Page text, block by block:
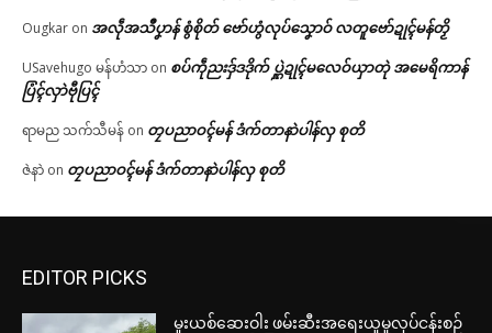
Ougkar on အလဵုအသဳပၞာန် စွံစိုတ် ဗော်ဟွံလုပ်သၞောဝ် လတူဗော်ဍုၚ်မန်တၟိ
USavehugo မန်ဟံသာ on စပ်ကဵုညးဒှ်ဒဒိုက် ပ္ဋဲဍုၚ်မလေဝ်ယှာတုဲ အမေရိကာန်
ပြံၚ်လှာဲဗီုပြၚ်
ရာမည သက်သီမန် on တၠပညာဝၚ်မန် ဒံက်တာနာဲပါန်လှ စုတိ
ဇဲနာဲ on တၠပညာဝၚ်မန် ဒံက်တာနာဲပါန်လှ စုတိ
EDITOR PICKS
မူးယစ်ဆေးဝါး ဖမ်းဆီးအရေးယူမှုလုပ်ငန်းစဉ်